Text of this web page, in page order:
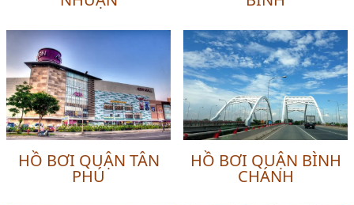
HỒ BƠI QUẬN TÂN
PHÚ
HỒ BƠI QUẬN BÌNH
CHÁNH